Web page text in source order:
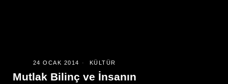
24 OCAK 2014 KÜLTÜR
Mutlak Bilinç ve İnsanın